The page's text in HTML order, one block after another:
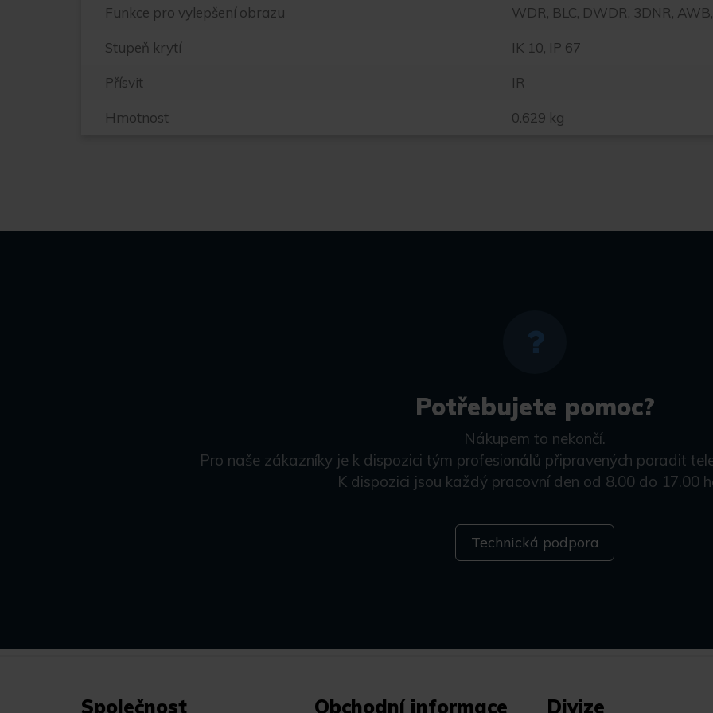
Funkce pro vylepšení obrazu WDR, BLC, DWDR, 3DNR,
Stupeň krytí IK 10, IP 67
Přísvit IR
Hmotnost 0.629 kg
Potřebujete pomoc?
Nákupem to nekončí.
Pro naše zákazníky je k dispozici tým profesionálů připravených poradit
K dispozici jsou každý pracovní den od 8.00 do 17.00
Technická podpora
Společnost Obchodní informace Divize